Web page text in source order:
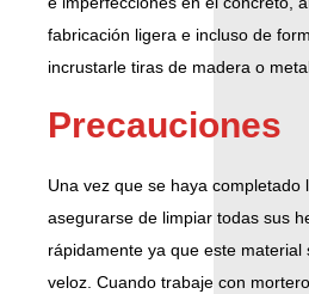
fabricación ligera e incluso de
incrustarle tiras de madera o
Precauciones
Una vez que se haya completado
asegurarse de limpiar todas sus
rápidamente ya que este material
veloz. Cuando trabaje con